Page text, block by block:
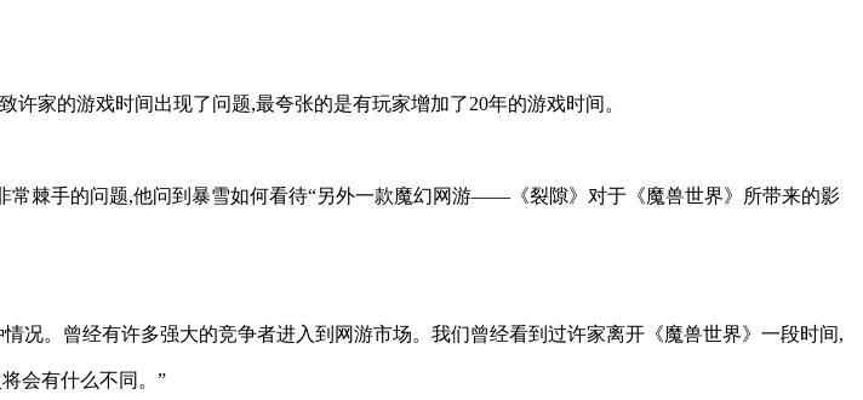
家的游戏时间出现了问题,最夸张的是有玩家增加了20年的游戏时间。
常棘手的问题,他问到暴雪如何看待“另外一款魔幻网游——《裂隙》对于《魔兽世界》所带来的影
况。曾经有许多强大的竞争者进入到网游市场。我们曾经看到过许家离开《魔兽世界》一段时间,
会有什么不同。”